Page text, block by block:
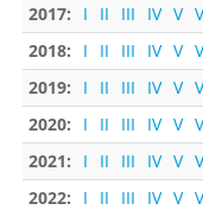
2017:
I II III IV V
2018:
I II III IV V
2019:
I II III IV V
2020:
I II III IV V
2021:
I II III IV V
2022:
I II III IV V